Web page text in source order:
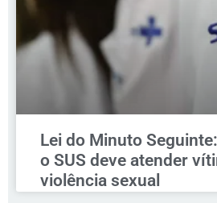
Lei do Minuto
o SUS deve atender
violência sexual